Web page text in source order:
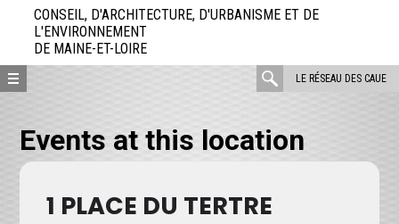
directement
contenu
CONSEIL, D'ARCHITECTURE, D'URBANISME ET DE
L'ENVIRONNEMENT
DE MAINE-ET-LOIRE
LE RÉSEAU DES CAUE
rechercher
Events at this location
1 PLACE DU TERTRE